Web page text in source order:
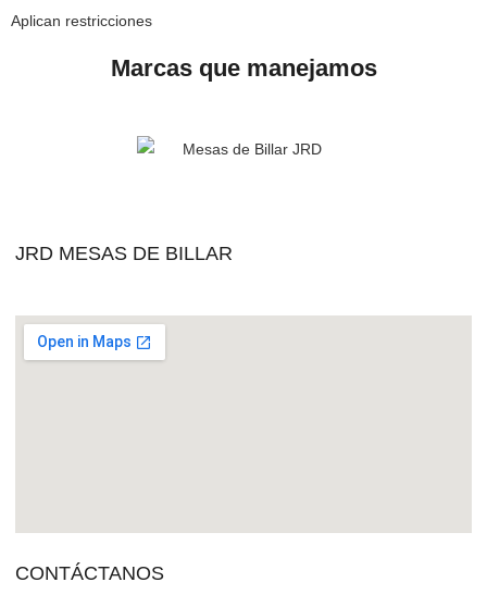
Aplican restricciones
Marcas que manejamos
JRD MESAS DE BILLAR
CONTÁCTANOS